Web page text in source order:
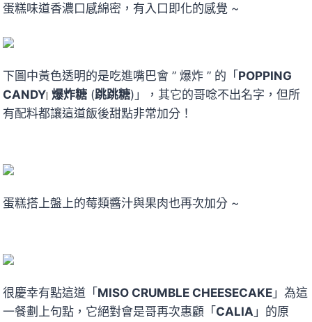
蛋糕味道香濃口感綿密，有入口即化的感覺 ~
下圖中黃色透明的是吃進嘴巴會 ” 爆炸 ” 的「POPPING
CANDY| 爆炸糖 (跳跳糖)」，其它的哥唸不出名字，但所
有配料都讓這道飯後甜點非常加分！
蛋糕搭上盤上的莓類醬汁與果肉也再次加分 ~
很慶幸有點這道「MISO CRUMBLE CHEESECAKE 」為這
一餐劃上句點，它絕對會是哥再次惠顧 「CALIA 」的原